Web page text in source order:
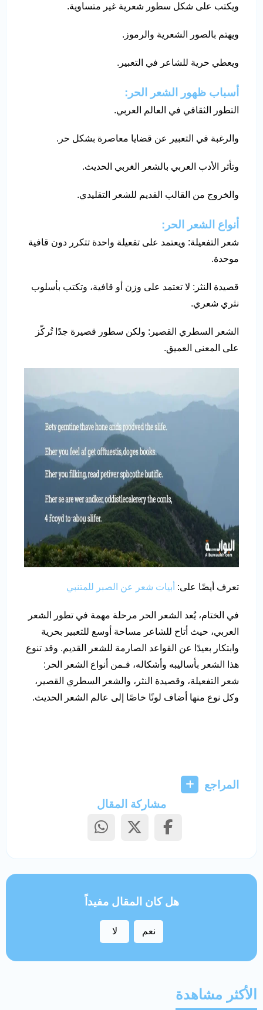
ويكتب على شكل سطور شعرية غير متساوية.
ويهتم بالصور الشعرية والرموز.
ويعطي حرية للشاعر في التعبير.
أسباب ظهور الشعر الحر:
التطور الثقافي في العالم العربي.
والرغبة في التعبير عن قضايا معاصرة بشكل حر.
وتأثر الأدب العربي بالشعر الغربي الحديث.
والخروج من القالب القديم للشعر التقليدي.
أنواع الشعر الحر:
شعر التفعيلة: ويعتمد على تفعيلة واحدة تتكرر دون قافية
موحدة.
قصيدة النثر: لا تعتمد على وزن أو قافية، وتكتب بأسلوب
نثري شعري.
الشعر السطري القصير: ولكن سطور قصيرة جدًا تُركّز
على المعنى العميق.
تعرف أيضًا على: أبيات شعر عن الصبر للمتنبي
في الختام، يُعد الشعر الحر مرحلة مهمة في تطور الشعر
العربي، حيث أتاح للشاعر مساحة أوسع للتعبير بحرية
وابتكار بعيدًا عن القواعد الصارمة للشعر القديم. وقد تنوع
هذا الشعر بأساليبه وأشكاله، فـمن أنواع الشعر الحر:
شعر التفعيلة، وقصيدة النثر، والشعر السطري القصير،
وكل نوع منها أضاف لونًا خاصًا إلى عالم الشعر الحديث.
المراجع
مشاركة المقال
هل كان المقال مفيداً
نعم لا
الأكثر مشاهدة